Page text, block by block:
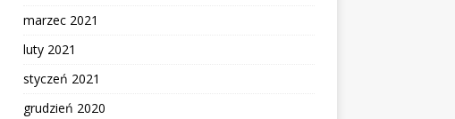
marzec 2021
luty 2021
styczeń 2021
grudzień 2020